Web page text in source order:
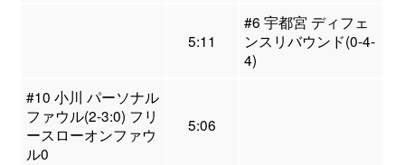
5:11
#6 宇都宮 ディフェ
ンスリバウンド(0-4-
4)
#10 小川 パーソナル
ファウル(2-3:0) フリ
ースローオンファウ
ル0
5:06